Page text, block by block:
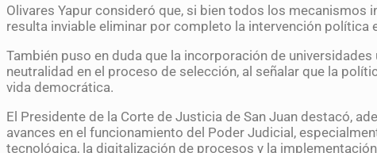
Olivares Yapur consideró que, si bien todos los mecanismos
resulta inviable eliminar por completo la intervención política
También puso en duda que la incorporación de
neutralidad en el proceso de selección, al señalar que la
vida democrática.
El Presidente de la Corte de Justicia de San Juan destacó,
avances en el funcionamiento del Poder Judicial,
tecnológica, la digitalización de procesos y la